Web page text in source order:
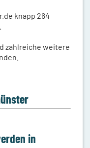
knapp 264
zahlreiche weitere
in